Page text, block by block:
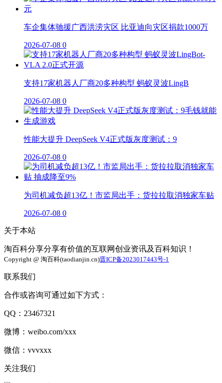
车企集体驰援广西洪涝灾区 比亚迪向灾区捐款1000万
2026-07-08 0
支持17家机器人厂商20多种构型 蚂蚁灵波LingB
2026-07-08 0
性能大提升 DeepSeek V4正式版灰度测试：9
2026-07-08 0
为司机减负超13亿！市监局出手：货拉拉取消独家车贴
2026-07-08 0
关于本站
淘百科分享分享有价值的互联网创业资讯及百科知识！
Copyright @ 淘百科(taodianjin.cn)晋ICP备2023017443号-1
联系我们
合作或咨询可通过如下方式：
QQ：23467321
微博：weibo.com/xxx
微信：vvvxxx
关注我们